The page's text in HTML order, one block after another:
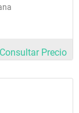
Consultar Precio